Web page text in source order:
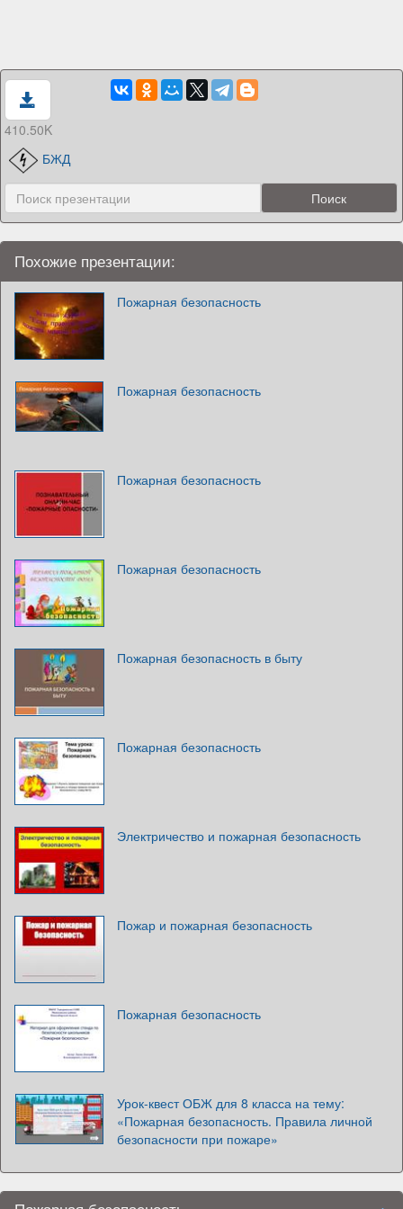
410.50K
БЖД
Похожие презентации:
Пожарная безопасность
Пожарная безопасность
Пожарная безопасность
Пожарная безопасность
Пожарная безопасность в быту
Пожарная безопасность
Электричество и пожарная безопасность
Пожар и пожарная безопасность
Пожарная безопасность
Урок-квест ОБЖ для 8 класса на тему:
«Пожарная безопасность. Правила личной
безопасности при пожаре»